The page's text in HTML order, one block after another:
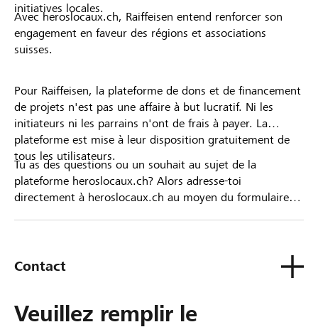
initiatives locales.
Avec heroslocaux.ch, Raiffeisen entend renforcer son
engagement en faveur des régions et associations
suisses.
Pour Raiffeisen, la plateforme de dons et de financement
de projets n'est pas une affaire à but lucratif. Ni les
initiateurs ni les parrains n'ont de frais à payer. La
plateforme est mise à leur disposition gratuitement de
tous les utilisateurs.
Tu as des questions ou un souhait au sujet de la
plateforme heroslocaux.ch? Alors adresse-toi
directement à heroslocaux.ch au moyen du formulaire
Contact
Veuillez remplir le